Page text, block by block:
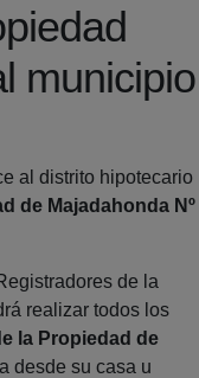
municipio
al distrito hipotecario
de Majadahonda Nº
de la
realizar todos los
la Propiedad de
desde su casa u